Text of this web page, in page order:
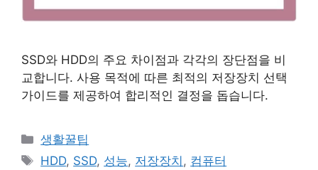
SSD와 HDD의 주요 차이점과 각각의 장단점을 비
교합니다. 사용 목적에 따른 최적의 저장장치 선택
가이드를 제공하여 합리적인 결정을 돕습니다.
카
테
생활꿀팁
태
HDD, SSD, 성능, 저장장치 , 컴퓨터